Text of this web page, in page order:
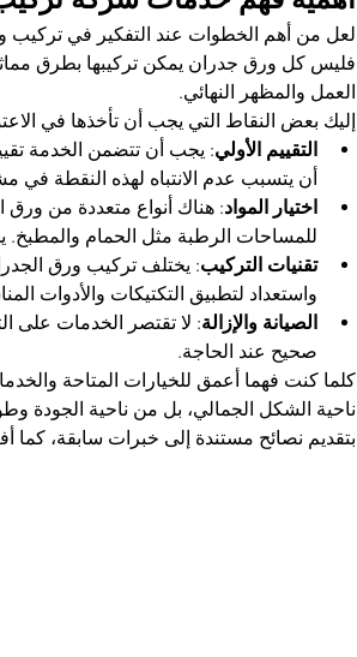
لعل من أهم الخطوات عند التفكير في
فليس كل ورق جدران يمكن تركيبها بطرق
العمل والمظهر النهائي.
إليك بعض النقاط التي يجب أن تأخذها في
التقييم الأولي: يجب أن تتضمن الخدمة
أن يتسبب عدم الانتباه لهذه النقطة في
اختيار المواد: هناك أنواع متعددة من ورق
للمساحات الرطبة مثل الحمام
تقنيات التركيب: يختلف تركيب ورق
واستعداد لتطبيق التكتيكات والأدوات
الصيانة والإزالة: لا تقتصر الخدمات على
صحيح عند الحاجة.
كلما كنت فهما أعمق للخيارات المتاحة
ناحية الشكل الجمالي، بل من ناحية الجودة
بتقديم نصائح مستندة إلى خبرات سابقة، كما